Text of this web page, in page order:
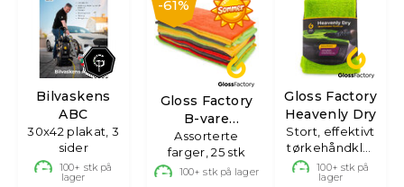
Bilvaskens
ABC
30x42 plakat, 3
sider
100+ stk på
lager
61%
Gloss Factory
B-vare
Mikrofiberkluter
Assorterte
farger, 25 stk
100+ stk på lager
Gloss Factory
Heavenly Dry
Stort, effektivt
tørkehåndkle,
70x90 cm
100+ stk på
lager